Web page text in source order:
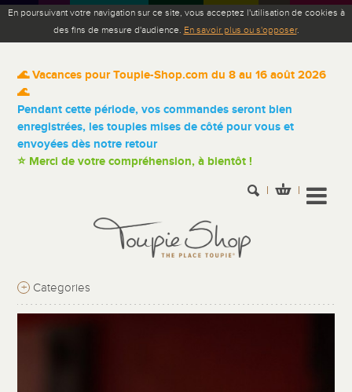
En poursuivant votre navigation sur ce site, vous acceptez l'utilisation de cookies à
des fins de mesure d'audience. En savoir plus ou s'opposer.
🌊 Vacances pour Toupie-Shop.com du 8 au 16 août 2026
🌊
Pendant cette période, vos commandes seront bien
enregistrées, les toupies mises de côté pour vous et
envoyées dès notre retour
⭐ Merci de votre compréhension, à bientôt !
+ Categories